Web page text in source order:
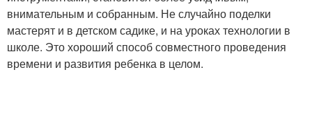
внимательным и собранным. Не случайно поделки
мастерят и в детском садике, и на уроках технологии в
школе. Это хороший способ совместного проведения
времени и развития ребенка в целом.